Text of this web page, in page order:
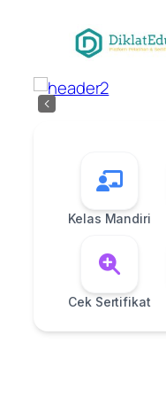
‹
Kelas Mandiri
Cek Sertifikat